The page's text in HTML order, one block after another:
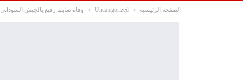
الصفحة الرئيسية Uncategorized وفاة ضابط رفيع بالجيش السوداني